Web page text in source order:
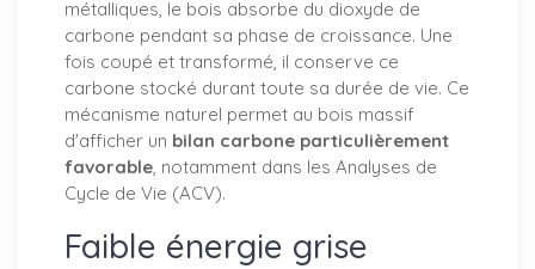
métalliques, le bois absorbe du dioxyde de
carbone pendant sa phase de croissance. Une
fois coupé et transformé, il conserve ce
carbone stocké durant toute sa durée de vie. Ce
mécanisme naturel permet au bois massif
d'afficher un bilan carbone particulièrement
favorable, notamment dans les Analyses de
Cycle de Vie (ACV).
Faible énergie grise